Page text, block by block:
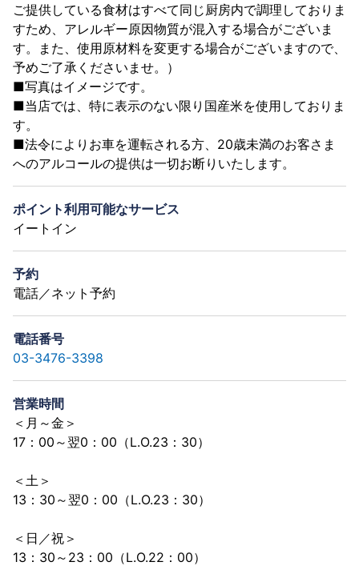
ご提供している食材はすべて同じ厨房内で調理しておりま
すため、アレルギー原因物質が混入する場合がございま
す。また、使用原材料を変更する場合がございますので、
予めご了承くださいませ。）
■写真はイメージです。
■当店では、特に表示のない限り国産米を使用しておりま
す。
■法令によりお車を運転される方、20歳未満のお客さま
へのアルコールの提供は一切お断りいたします。
ポイント利用可能なサービス
イートイン
予約
電話／ネット予約
電話番号
03-3476-3398
営業時間
＜月～金＞
17：00～翌0：00（L.O.23：30）
＜土＞
13：30～翌0：00（L.O.23：30）
＜日／祝＞
13：30～23：00（L.O.22：00）